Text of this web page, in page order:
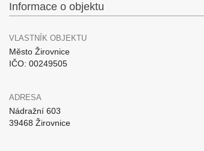
Informace o objektu
VLASTNÍK OBJEKTU
Město Žirovnice
IČO: 00249505
ADRESA
Nádražní 603
39468 Žirovnice